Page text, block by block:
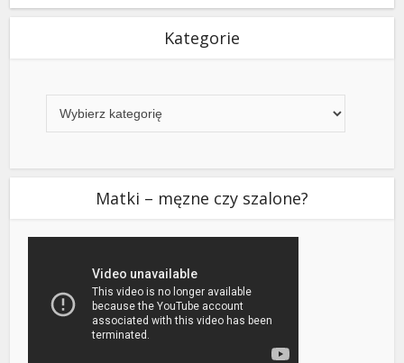
Kategorie
Matki – męzne czy szalone?